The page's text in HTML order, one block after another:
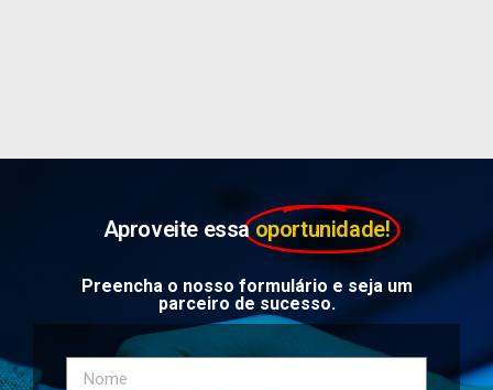
Aproveite essa oportunidade!
Preencha o nosso formulário e seja um
parceiro de sucesso.